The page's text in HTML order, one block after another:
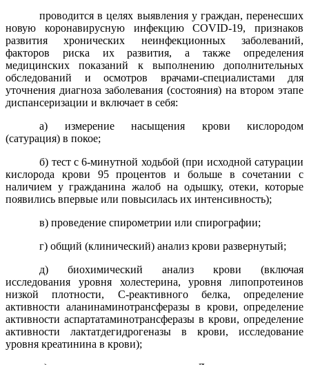
проводится в целях выявления у граждан, перенесших
новую коронавирусную инфекцию COVID-19, признаков
развития хронических неинфекционных заболеваний,
факторов риска их развития, а также определения
медицинских показаний к выполнению дополнительных
обследований и осмотров врачами-специалистами для
уточнения диагноза заболевания (состояния) на втором этапе
диспансеризации и включает в себя:
а) измерение насыщения крови кислородом
(сатурация) в покое;
б) тест с 6-минутной ходьбой (при исходной сатурации
кислорода крови 95 процентов и больше в сочетании с
наличием у гражданина жалоб на одышку, отеки, которые
появились впервые или повысилась их интенсивность);
в) проведение спирометрии или спирографии;
г) общий (клинический) анализ крови развернутый;
д) биохимический анализ крови (включая
исследования уровня холестерина, уровня липопротеинов
низкой плотности, C-реактивного белка, определение
активности аланинаминотрансферазы в крови, определение
активности аспартатаминотрансферазы в крови, определение
активности лактатдегидрогеназы в крови, исследование
уровня креатинина в крови);